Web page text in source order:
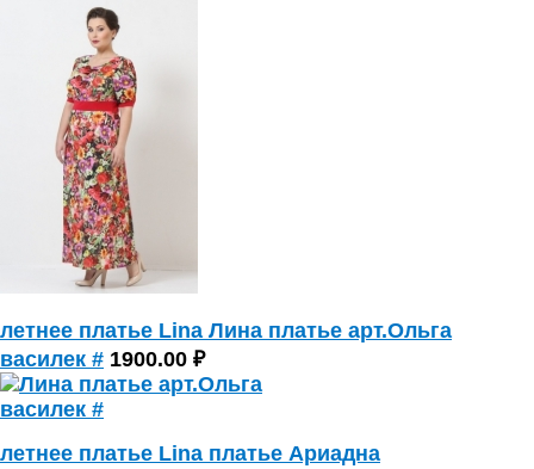
летнее платье Lina Лина платье арт.Ольга
василек # 1900.00 ₽
летнее платье Lina платье Ариадна